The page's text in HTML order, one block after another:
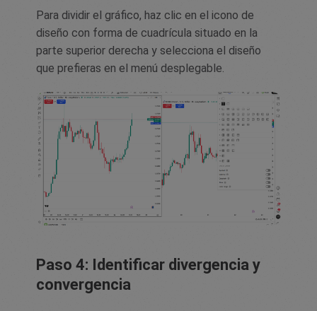
Para dividir el gráfico, haz clic en el icono de
diseño con forma de cuadrícula situado en la
parte superior derecha y selecciona el diseño
que prefieras en el menú desplegable.
Paso 4: Identificar divergencia y
convergencia